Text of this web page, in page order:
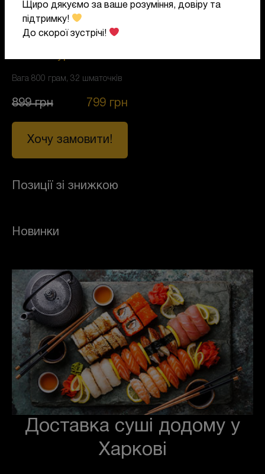
СЕТИ
Вага 800 грам, 32 шматочків
899грн 799 грн
Хочу замовити!
Позиції зі знижкою
Новинки
Доставка суші додому у
Харкові
Щиро дякуємо за ваше розуміння, довіру та
підтримку!
До скорої зустрічі!